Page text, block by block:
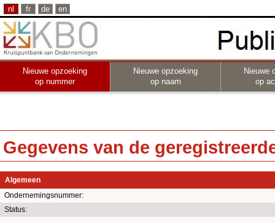
nl fr de en
Nieuwe opzoeking
op nummer
Nieuwe opzoeking
op naam
Nieuwe
op
Gegevens van de
Algemeen
Ondernemingsnummer:
Status: